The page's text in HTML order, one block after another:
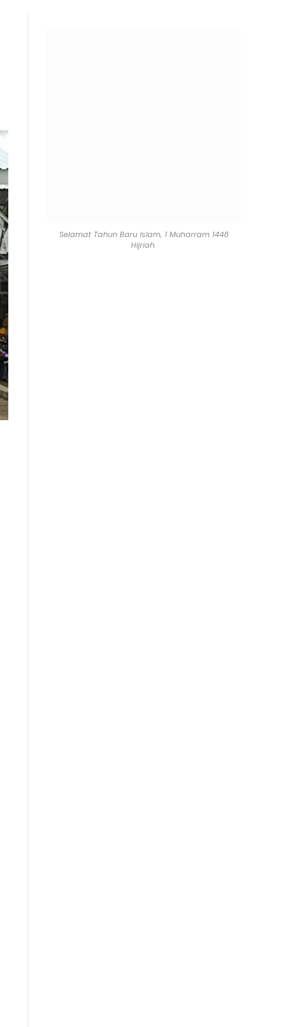
Selamat Tahun Baru Islam, 1 Muharram 1448
Hijriah.